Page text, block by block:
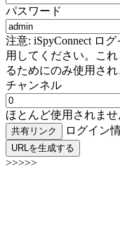
パスワード
注意: iSpyConnect ロ
用してください。こ
るためにのみ使用さ
チャンネル
ほとんど使用されませ
共有リンク ログイン
URLを生成する
>>>>>